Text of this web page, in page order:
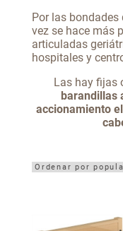
Por las
vez se hace más
articuladas
hospitales y
Las hay fijas
barandillas
accionamiento